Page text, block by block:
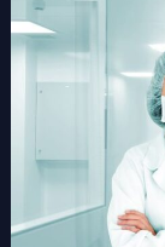
Наши
проекты
Сертификаты
Отраслевые
решения